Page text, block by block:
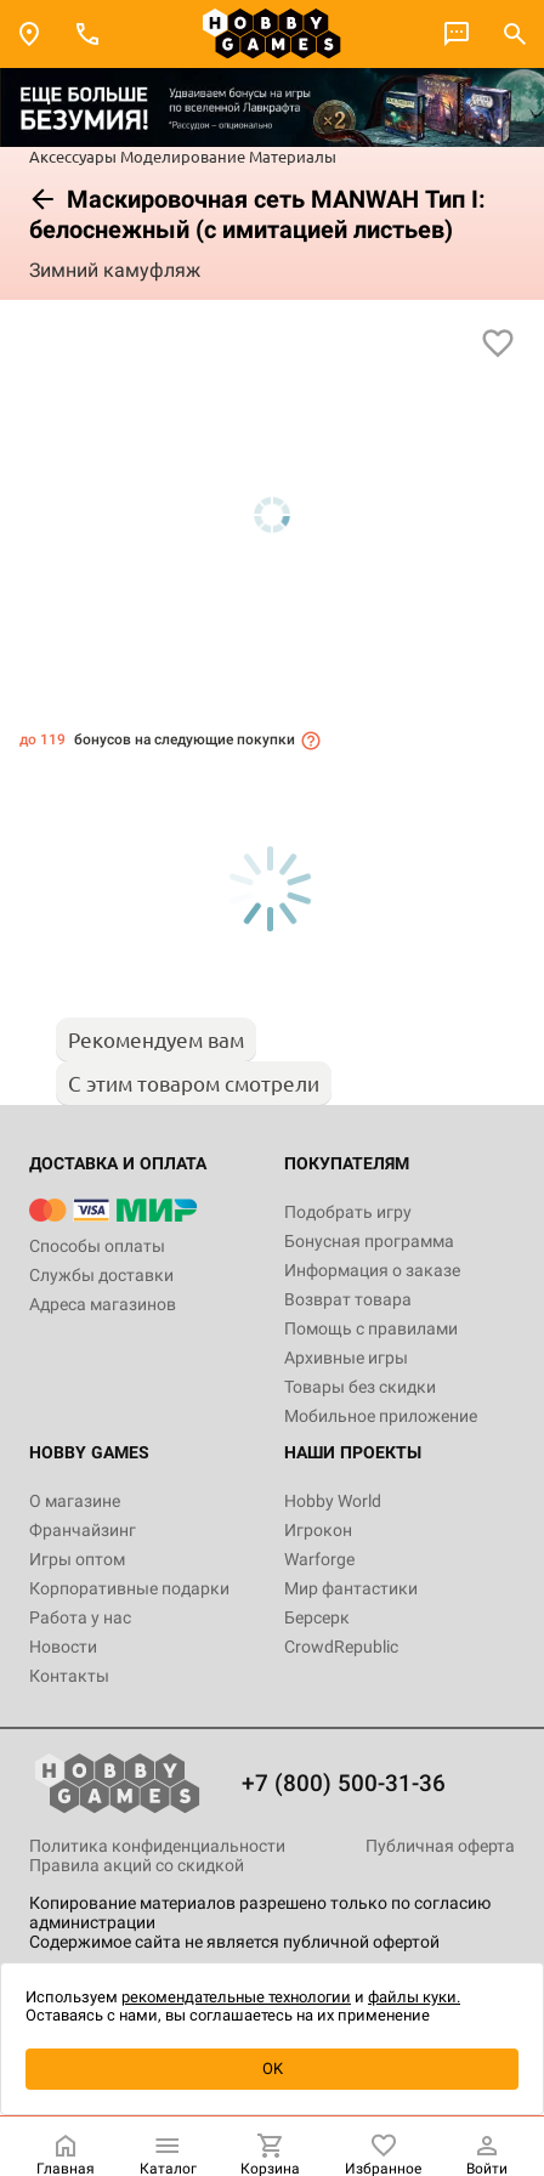
Аксессуары Моделирование Материалы
Маскировочная сеть MANWAH Тип I:
белоснежный (с имитацией листьев)
Зимний камуфляж
Купить| 1 190 ₽
до 119 бонусов на следующие покупки
Рекомендуем вам
С этим товаром смотрели
ДОСТАВКА И ОПЛАТА
Способы оплаты
Службы доставки
Адреса магазинов
ПОКУПАТЕЛЯМ
Подобрать игру
Бонусная программа
Информация о заказе
Возврат товара
Помощь с правилами
Архивные игры
Товары без скидки
Мобильное приложение
HOBBY GAMES
О магазине
Франчайзинг
Игры оптом
Корпоративные подарки
Работа у нас
Новости
Контакты
НАШИ ПРОЕКТЫ
Hobby World
Игрокон
Warforge
Мир фантастики
Берсерк
CrowdRepublic
+7 (800) 500-31-36
Копирование материалов разрешено только по согласию
администрации
Содержимое сайта не является публичной офертой
Политика конфиденциальности
Публичная оферта
Правила акций со скидкой
технологии.
Главная Каталог Корзина Избранное Войти
Используем рекомендательные технологии и файлы куки.
Оставаясь с нами, вы соглашаетесь на их применение
OK